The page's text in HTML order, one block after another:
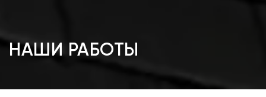
НАШИ РАБОТЫ